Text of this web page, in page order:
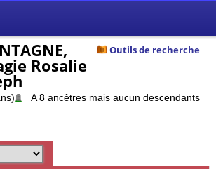
Outils de recherche
Rosalie
A 8 ancêtres mais aucun descendants